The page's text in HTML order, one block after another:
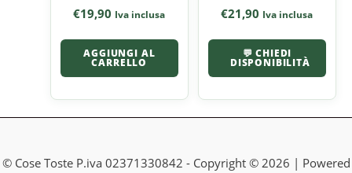
€19,90 Iva inclusa
AGGIUNGI AL
CARRELLO
€21,90 Iva inclusa
💬 CHIEDI
DISPONIBILITÀ
© Cose Toste P.iva 02371330842 - Copyright © 2026 | Powered